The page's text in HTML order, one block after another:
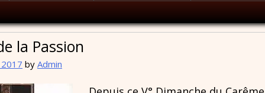
la Passion
by Admin